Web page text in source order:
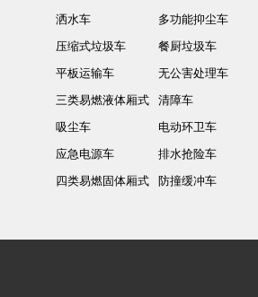
洒水车 多功能抑尘车
压缩式垃圾车
餐厨垃圾车
平板运输车
无公害处理车
三类易燃液体厢式
运输车
清障车
吸尘车
电动环卫车
应急电源车
排水抢险车
四类易燃固体厢式
防撞缓冲车